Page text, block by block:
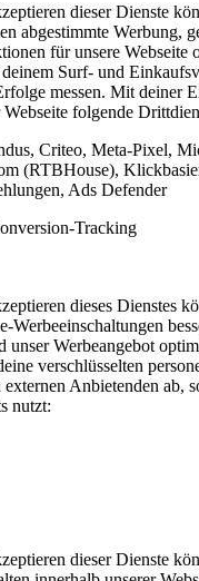
dieser Dienste
abgestimmte Werbung,
für unsere Webseite
Surf- und
messen. Mit deiner
folgende
Criteo, Meta-Pixel,
(RTBHouse),
Ads Defender
Tracking
dieses Dienstes
Werbeeinschaltungen
unser Werbeangebot
verschlüsselten
Anbietenden ab,
nutzt:
dieser Dienste